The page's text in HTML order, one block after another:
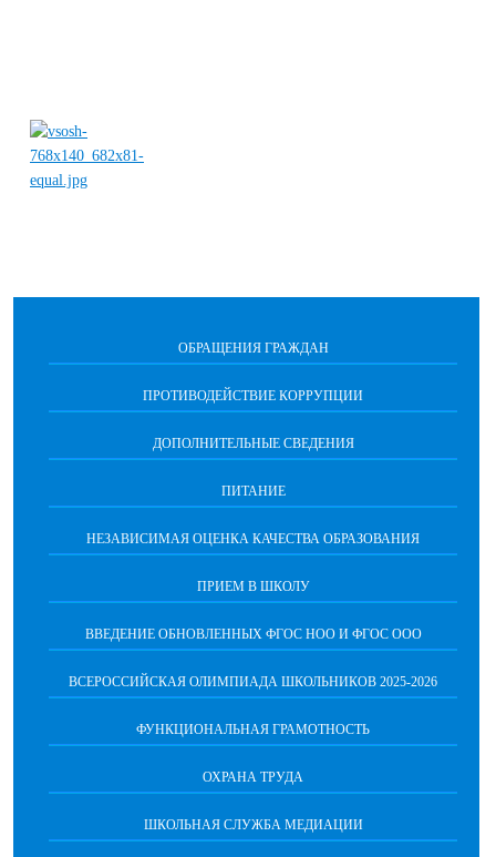
ОБРАЩЕНИЯ ГРАЖДАН
ПРОТИВОДЕЙСТВИЕ КОРРУПЦИИ
ДОПОЛНИТЕЛЬНЫЕ СВЕДЕНИЯ
ПИТАНИЕ
НЕЗАВИСИМАЯ ОЦЕНКА КАЧЕСТВА ОБРАЗОВАНИЯ
ПРИЕМ В ШКОЛУ
ВВЕДЕНИЕ ОБНОВЛЕННЫХ ФГОС НОО И ФГОС ООО
ВСЕРОССИЙСКАЯ ОЛИМПИАДА ШКОЛЬНИКОВ 2025-2026
ФУНКЦИОНАЛЬНАЯ ГРАМОТНОСТЬ
ОХРАНА ТРУДА
ШКОЛЬНАЯ СЛУЖБА МЕДИАЦИИ